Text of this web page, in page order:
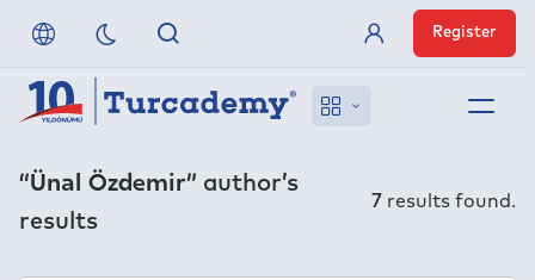
References
Member Login
Register
“Ünal Özdemir” author’s
results
7 results found.